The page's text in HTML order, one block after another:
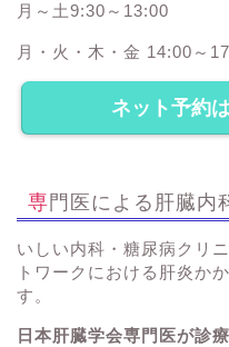
月～土9:30～13:00
月・火・木・金 14:00～
ネット予約
専門医による肝臓内
いしい内科・糖尿病クリ
トワークにおける肝炎か
す。
日本肝臓学会専門医が診